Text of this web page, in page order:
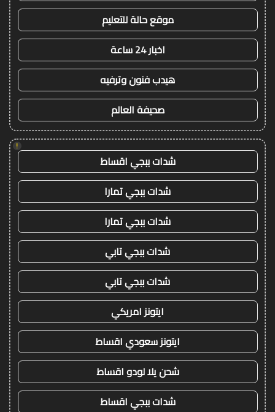
موقع حالة للتعليم
اخبار 24 ساعة
هيدب فنون وترفيه
صحيفة العالم
!
شدات ببجي اقساط
شدات ببجي تمارا
شدات ببجي تمارا
شدات ببجي تابي
شدات ببجي تابي
ايتونز امريكي
ايتونز سعودي اقساط
شحن يلا لودو اقساط
شدات ببجي اقساط